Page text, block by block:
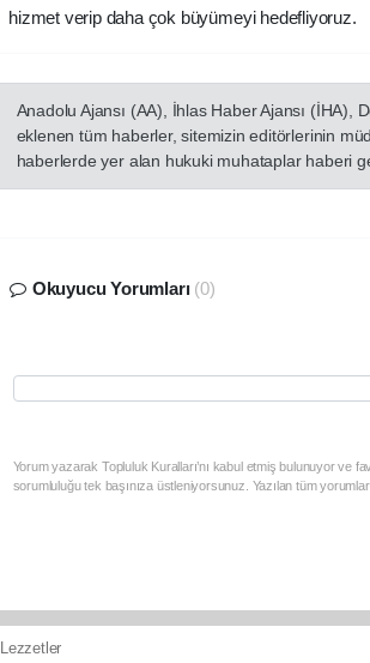
hizmet verip daha çok büyümeyi hedefliyoruz.
Anadolu Ajansı (AA), İhlas Haber Ajansı (İHA),
eklenen tüm haberler, sitemizin editörlerinin
haberlerde yer alan hukuki muhataplar haberi
Okuyucu Yorumları (0)
Yorum yazarak Topluluk Kuralları’nı kabul etmiş bulunuyor ve
sorumluluğu tek başınıza üstleniyorsunuz. Yazılan tüm
Lezzetler